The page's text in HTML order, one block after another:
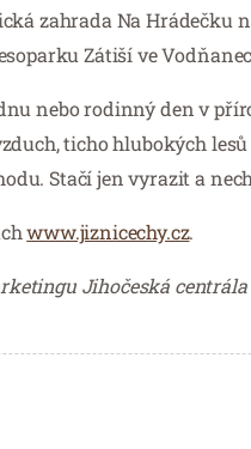
zahrada Na Hrádečku
Zátiší ve
nebo rodinný den v
ticho hlubokých
Stačí jen vyrazit a
www.jiznicechy.cz.
Jihočeská